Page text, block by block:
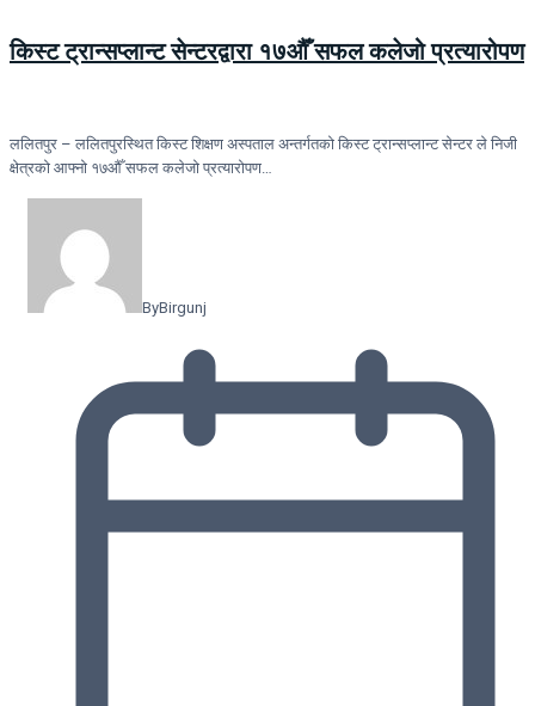
किस्ट ट्रान्सप्लान्ट सेन्टरद्वारा १७औँ सफल कलेजो प्रत्यारोपण
ललितपुर – ललितपुरस्थित किस्ट शिक्षण अस्पताल अन्तर्गतको किस्ट ट्रान्सप्लान्ट सेन्टर ले निजी
क्षेत्रको आफ्नो १७औँ सफल कलेजो प्रत्यारोपण…
ByBirgunj